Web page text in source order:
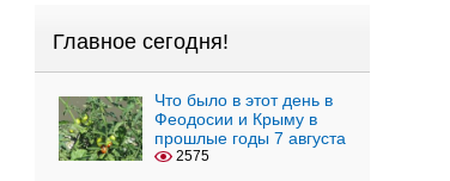
Главное сегодня!
Что было в этот день в
Феодосии и Крыму в
прошлые годы 7 августа
2575